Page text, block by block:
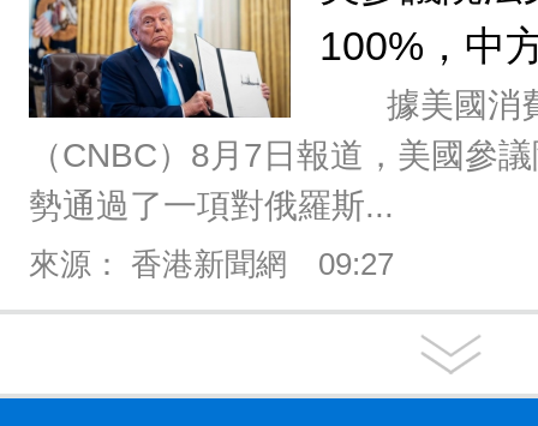
100%，中
據美國消費
（CNBC）8月7日報道，美國參
勢通過了一項對俄羅斯...
來源： 香港新聞網 09:27